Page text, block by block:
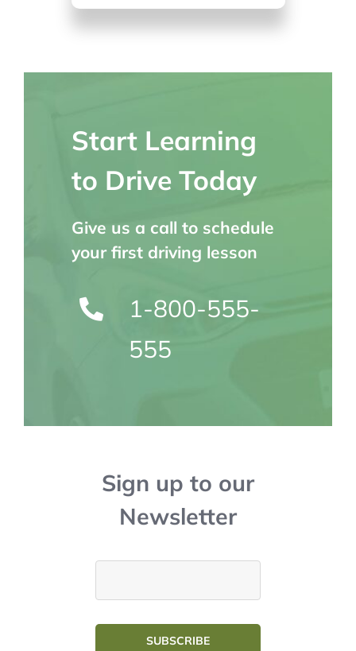
Start Learning
to Drive Today
Give us a call to schedule
your first driving lesson
1-800-555-
555
Sign up to our
Newsletter
SUBSCRIBE